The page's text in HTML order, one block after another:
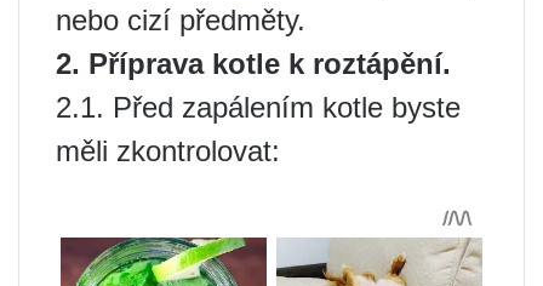
nebo cizí předměty.
2. Příprava kotle k roztápění.
2.1. Před zapálením kotle byste
měli zkontrolovat: